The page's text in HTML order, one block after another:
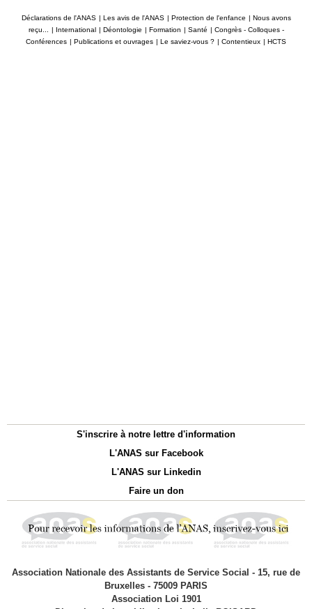
Déclarations de l'ANAS Les avis de l'ANAS Protection de l'enfance
Nous avons
reçu...
International Déontologie Formation Santé
Congrès - Colloques -
Conférences
Publications et ouvrages Le saviez-vous ? Contentieux HCTS
S'inscrire à notre lettre d'information
L'ANAS sur Facebook
L'ANAS sur Linkedin
Faire un don
Association Nationale des Assistants de Service Social - 15, rue de
Bruxelles - 75009 PARIS
Association Loi 1901